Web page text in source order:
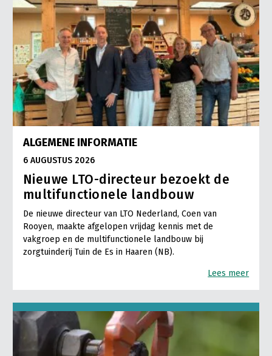
ALGEMENE INFORMATIE
6 AUGUSTUS 2026
Nieuwe LTO-directeur bezoekt de
multifunctionele landbouw
De nieuwe directeur van LTO Nederland, Coen van
Rooyen, maakte afgelopen vrijdag kennis met de
vakgroep en de multifunctionele landbouw bij
zorgtuinderij Tuin de Es in Haaren (NB).
Lees meer